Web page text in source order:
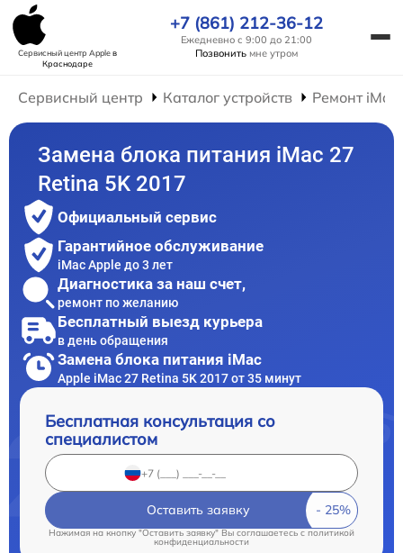
Сервисный центр Appleв
Краснодаре
+7 (861) 212-36-12
Ежедневно с 9:00 до 21:00
Позвонить мне утром
Сервисный центр Каталог устройств Ремонт iMac
Замена блока питания iMac 27
Retina 5K 2017
Официальный сервис
Гарантийное обслуживание
iMac Apple до 3 лет
Диагностика за наш счет,
ремонт по желанию
Бесплатный выезд курьера
в день обращения
Замена блока питания iMac
Apple iMac 27 Retina 5K 2017 от 35 минут
Бесплатная консультация со
специалистом
Оставить заявку
Нажимая на кнопку "Оставить заявку" Вы соглашаетесь cполитикой
конфиденциальности